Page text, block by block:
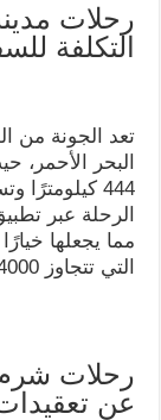
رحلات
التكلفة
تعد الجونة من
البحر الأحمر،
مما يجعلها
التي تتجاوز 4000 جنيه مصري للوصول إلى نفس الوجهة.
رحلات شرم
عن